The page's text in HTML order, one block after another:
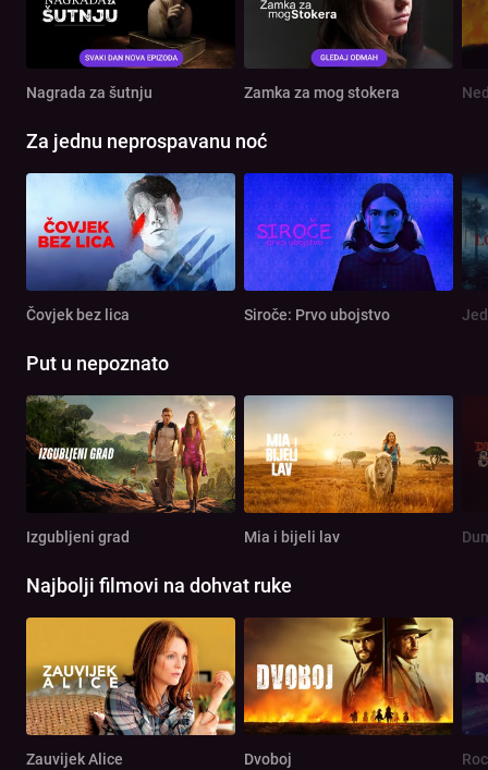
Nagrada za šutnju Zamka za mog stokera
Za jednu neprospavanu noć
Čovjek bez lica Siroče: Prvo ubojstvo
Put u nepoznato
Izgubljeni grad Mia i bijeli lav
Najbolji filmovi na dohvat ruke
Zauvijek Alice Dvoboj